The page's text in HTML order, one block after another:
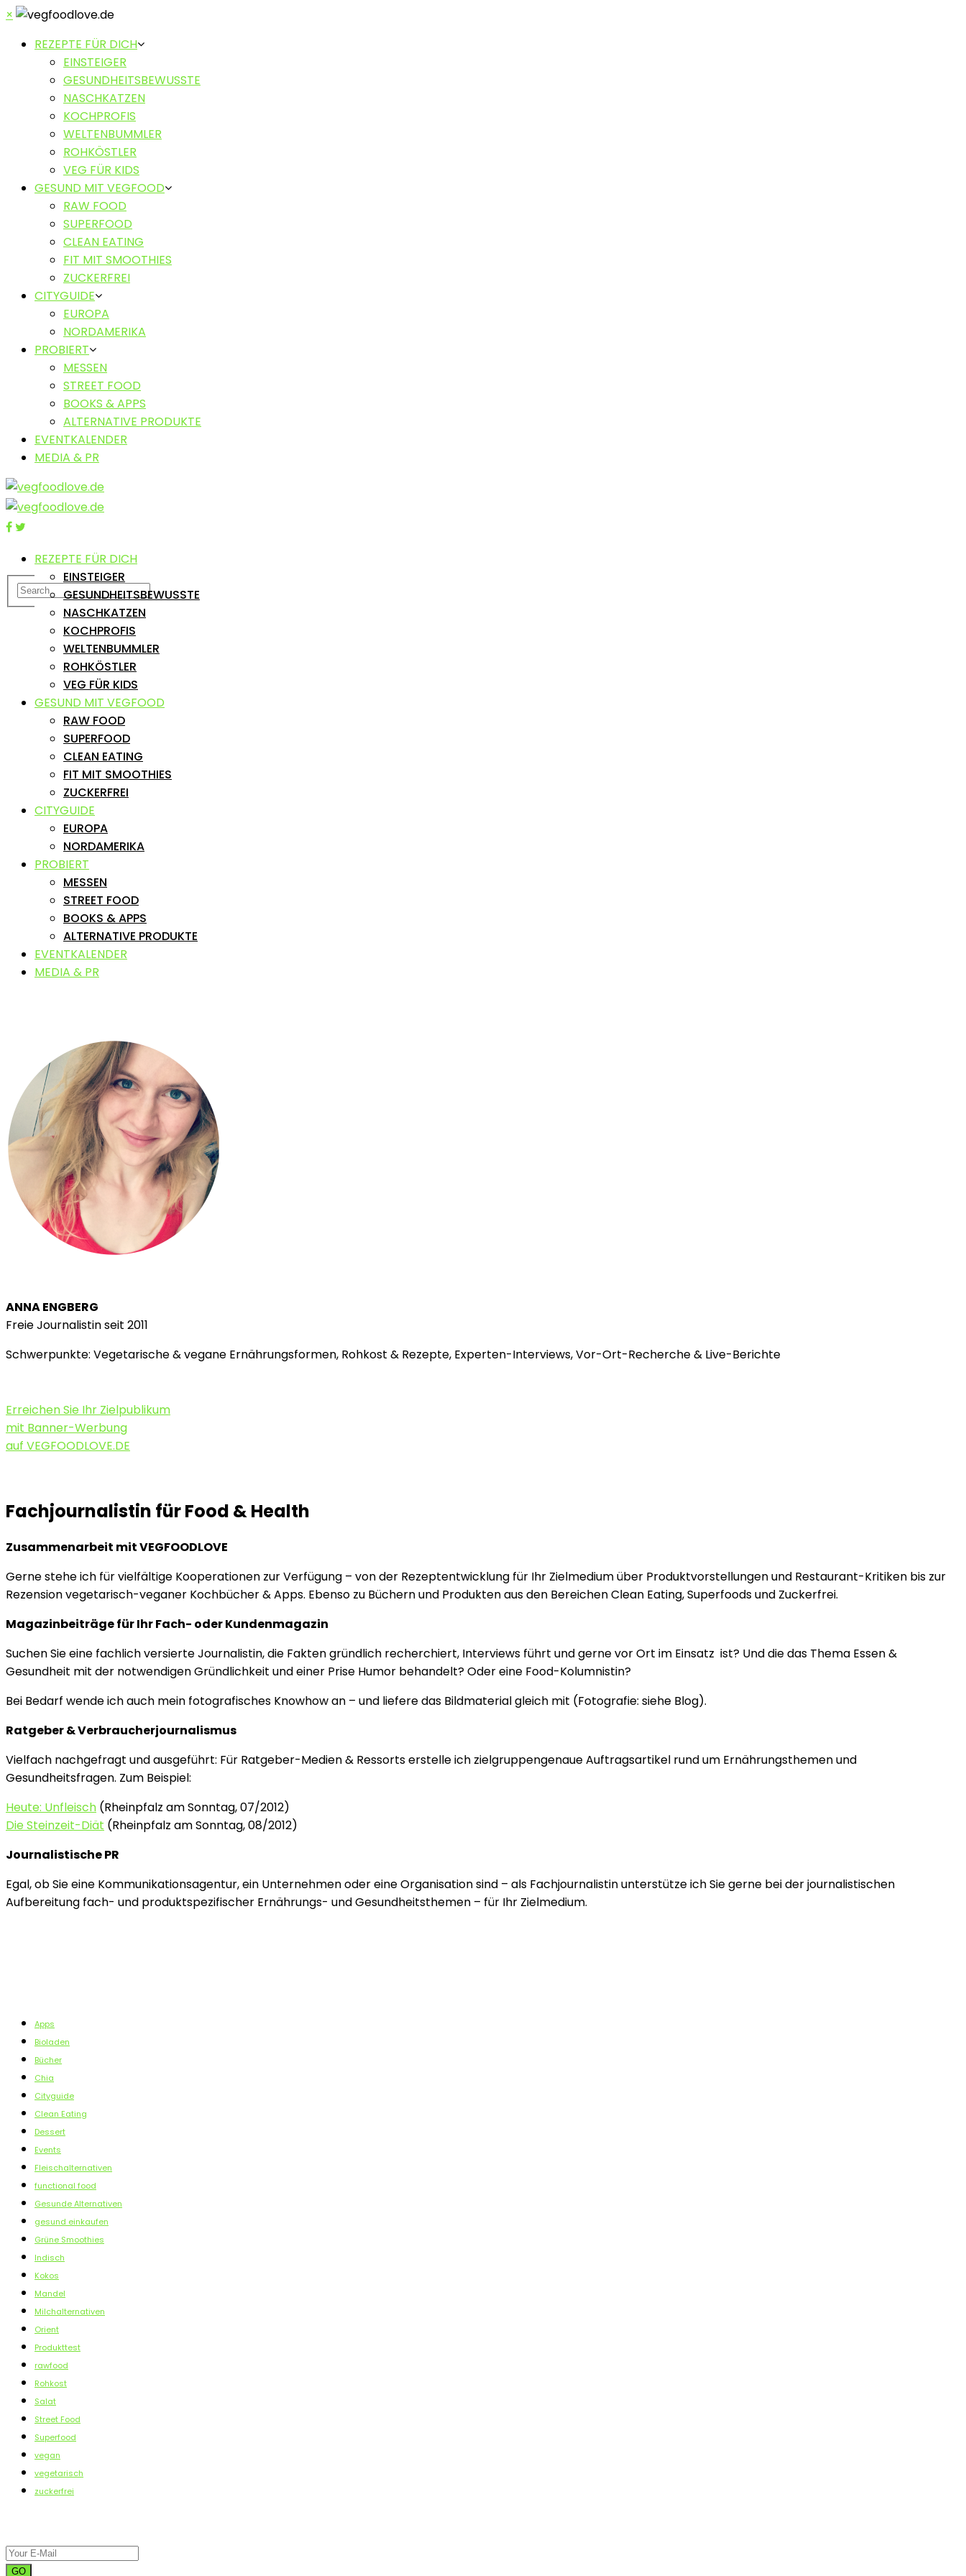
×
REZEPTE FÜR DICH
EINSTEIGER
GESUNDHEITSBEWUSSTE
NASCHKATZEN
KOCHPROFIS
WELTENBUMMLER
ROHKÖSTLER
VEG FÜR KIDS
GESUND MIT VEGFOOD
RAW FOOD
SUPERFOOD
CLEAN EATING
FIT MIT SMOOTHIES
ZUCKERFREI
CITYGUIDE
EUROPA
NORDAMERIKA
PROBIERT
MESSEN
STREET FOOD
BOOKS & APPS
ALTERNATIVE PRODUKTE
EVENTKALENDER
MEDIA & PR
REZEPTE FÜR DICH
EINSTEIGER
GESUNDHEITSBEWUSSTE
NASCHKATZEN
KOCHPROFIS
WELTENBUMMLER
ROHKÖSTLER
VEG FÜR KIDS
GESUND MIT VEGFOOD
RAW FOOD
SUPERFOOD
CLEAN EATING
FIT MIT SMOOTHIES
ZUCKERFREI
CITYGUIDE
EUROPA
NORDAMERIKA
PROBIERT
MESSEN
STREET FOOD
BOOKS & APPS
ALTERNATIVE PRODUKTE
EVENTKALENDER
MEDIA & PR
ANNA ENGBERG
Freie Journalistin seit 2011
Schwerpunkte: Vegetarische & vegane Ernährungsformen, Rohkost & Rezepte, Experten-Interviews, Vor-Ort-Recherche & Live-Berichte
Erreichen Sie Ihr Zielpublikum
mit Banner-Werbung
auf VEGFOODLOVE.DE
Fachjournalistin für Food & Health
Zusammenarbeit mit VEGFOODLOVE
Gerne stehe ich für vielfältige Kooperationen zur Verfügung – von der Rezeptentwicklung für Ihr Zielmedium über Produktvorstellungen und Restaurant-Kritiken bis zur
Rezension vegetarisch-veganer Kochbücher & Apps. Ebenso zu Büchern und Produkten aus den Bereichen Clean Eating, Superfoods und Zuckerfrei.
Magazinbeiträge für Ihr Fach- oder Kundenmagazin
Suchen Sie eine fachlich versierte Journalistin, die Fakten gründlich recherchiert, Interviews führt und gerne vor Ort im Einsatz ist? Und die das Thema Essen &
Gesundheit mit der notwendigen Gründlichkeit und einer Prise Humor behandelt? Oder eine Food-Kolumnistin?
Bei Bedarf wende ich auch mein fotografisches Knowhow an – und liefere das Bildmaterial gleich mit (Fotografie: siehe Blog).
Ratgeber & Verbraucherjournalismus
Vielfach nachgefragt und ausgeführt: Für Ratgeber-Medien & Ressorts erstelle ich zielgruppengenaue Auftragsartikel rund um Ernährungsthemen und
Gesundheitsfragen. Zum Beispiel:
Heute: Unfleisch (Rheinpfalz am Sonntag, 07/2012)
Die Steinzeit-Diät (Rheinpfalz am Sonntag, 08/2012)
Journalistische PR
Egal, ob Sie eine Kommunikationsagentur, ein Unternehmen oder eine Organisation sind – als Fachjournalistin unterstütze ich Sie gerne bei der journalistischen
Aufbereitung fach- und produktspezifischer Ernährungs- und Gesundheitsthemen – für Ihr Zielmedium.
Apps
Bioladen
Bücher
Chia
Cityguide
Clean Eating
Dessert
Events
Fleischalternativen
functional food
Gesunde Alternativen
gesund einkaufen
Grüne Smoothies
Indisch
Kokos
Mandel
Milchalternativen
Orient
Produkttest
rawfood
Rohkost
Salat
Street Food
Superfood
vegan
vegetarisch
zuckerfrei
GO